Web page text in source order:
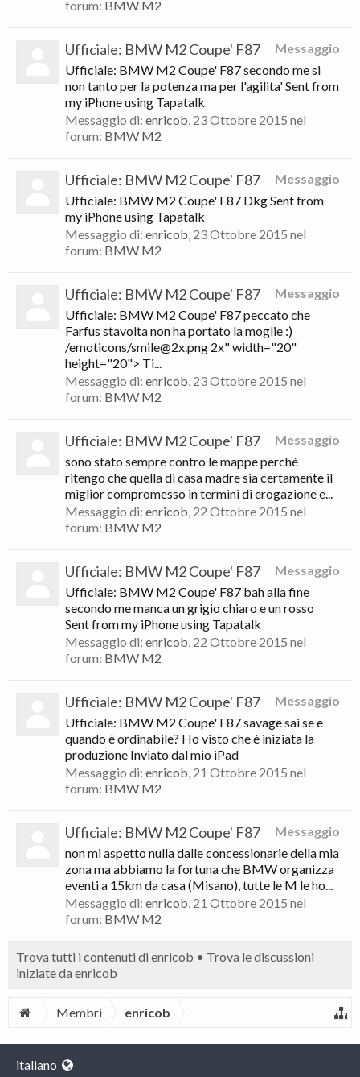
forum: BMW M2
Messaggio
Ufficiale: BMW M2 Coupe' F87
Ufficiale: BMW M2 Coupe' F87 secondo me si
non tanto per la potenza ma per l'agilita' Sent from
my iPhone using Tapatalk
Messaggio di: enricob, 23 Ottobre 2015 nel
forum: BMW M2
Messaggio
Ufficiale: BMW M2 Coupe' F87
Ufficiale: BMW M2 Coupe' F87 Dkg Sent from
my iPhone using Tapatalk
Messaggio di: enricob, 23 Ottobre 2015 nel
forum: BMW M2
Messaggio
Ufficiale: BMW M2 Coupe' F87
Ufficiale: BMW M2 Coupe' F87 peccato che
Farfus stavolta non ha portato la moglie :)
/emoticons/smile@2x.png 2x" width="20"
height="20"> Ti...
Messaggio di: enricob, 23 Ottobre 2015 nel
forum: BMW M2
Messaggio
Ufficiale: BMW M2 Coupe' F87
sono stato sempre contro le mappe perché
ritengo che quella di casa madre sia certamente il
miglior compromesso in termini di erogazione e...
Messaggio di: enricob, 22 Ottobre 2015 nel
forum: BMW M2
Messaggio
Ufficiale: BMW M2 Coupe' F87
Ufficiale: BMW M2 Coupe' F87 bah alla fine
secondo me manca un grigio chiaro e un rosso
Sent from my iPhone using Tapatalk
Messaggio di: enricob, 22 Ottobre 2015 nel
forum: BMW M2
Messaggio
Ufficiale: BMW M2 Coupe' F87
Ufficiale: BMW M2 Coupe' F87 savage sai se e
quando è ordinabile? Ho visto che è iniziata la
produzione Inviato dal mio iPad
Messaggio di: enricob, 21 Ottobre 2015 nel
forum: BMW M2
Messaggio
Ufficiale: BMW M2 Coupe' F87
non mi aspetto nulla dalle concessionarie della mia
zona ma abbiamo la fortuna che BMW organizza
eventi a 15km da casa (Misano), tutte le M le ho...
Messaggio di: enricob, 21 Ottobre 2015 nel
forum: BMW M2
Trova tutti i contenuti di enricob
Trova le discussioni
iniziate da enricob
Membri enricob
italiano